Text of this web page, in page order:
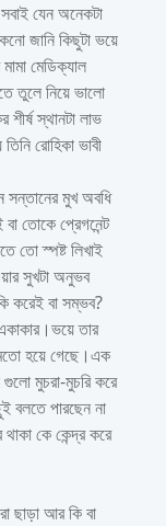
যেন অনেকটা
জানি কিছুটা ভয়ে
মেডিক্যাল
তুলে নিয়ে ভালো
শীর্ষ স্থানটা লাভ
রোহিকা ভাবী
মুখ অবধি
তোকে প্রেগনেন্ট
তো স্পষ্ট লিখাই
সুখটা অনুভব
করেই বা সম্ভব?
তার
হয়ে গেছে।এক
মুচরা-মুচরি করে
পারছেন না
কে কেন্দ্র করে
আর কি বা